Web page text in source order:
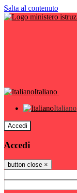
Salta al contenuto
Italiano
Italiano
Accedi
Accedi
button close ×